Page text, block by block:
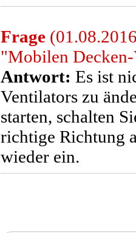
Frage
"Mobilen
Antwort: Es ist
Ventilators zu
starten, schalten
richtige Richtung
wieder ein.